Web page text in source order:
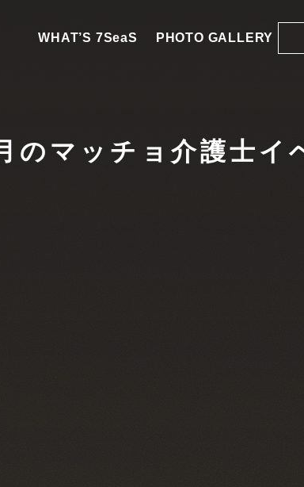
WHAT’S 7SeaS PHOTO GALLERY
のマッチョ介護士イ